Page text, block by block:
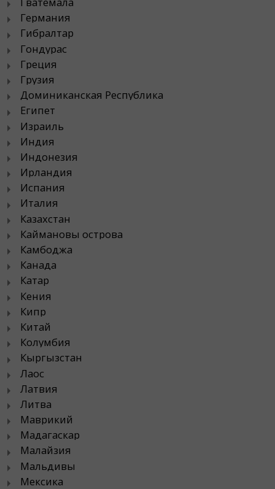
Германия
Гибралтар
Гондурас
Греция
Грузия
Доминиканская Республика
Египет
Израиль
Индия
Индонезия
Ирландия
Испания
Италия
Казахстан
Каймановы острова
Камбоджа
Канада
Катар
Кения
Кипр
Китай
Колумбия
Кыргызстан
Лаос
Латвия
Литва
Маврикий
Мадагаскар
Малайзия
Мальдивы
Мексика